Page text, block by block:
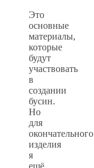
Это
основные
материалы,
которые
будут
участвовать
в
создании
бусин.
Но
для
окончательного
изделия
я
ещё